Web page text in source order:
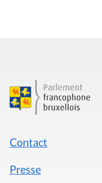
Contact
Presse